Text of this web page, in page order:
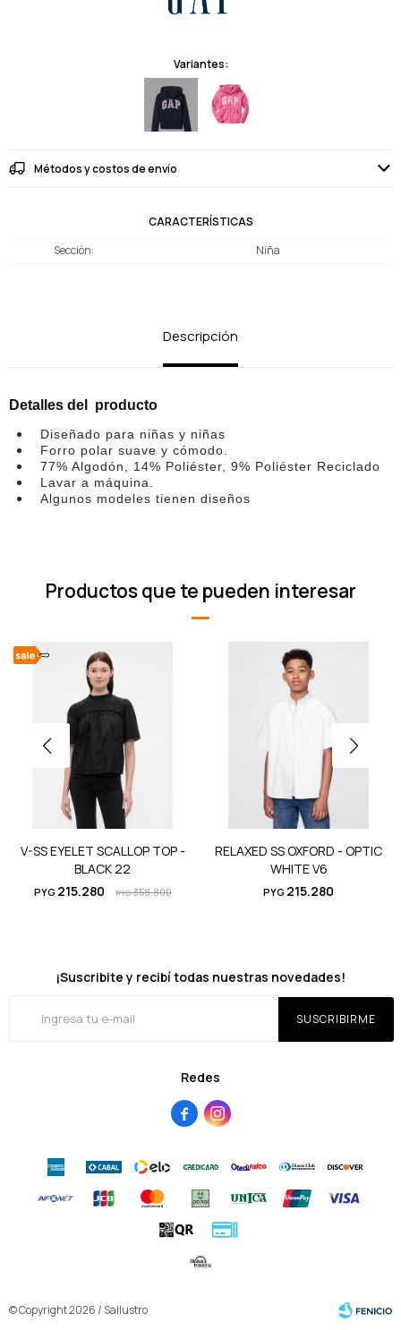
Variantes:
Métodos y costos de envío
CARACTERÍSTICAS
Sección
Niña
Descripción
Detalles del producto
Diseñado para niñas y niñas
Forro polar suave y cómodo.
77% Algodón, 14% Poliéster, 9% Poliéster Reciclado
Lavar a máquina.
Algunos modeles tienen diseños
Productos que te pueden interesar
V-SS EYELET SCALLOP TOP -
BLACK 22
PYG 215.280 PYG358.800
RELAXED SS OXFORD - OPTIC
WHITE V6
PYG 215.280
Redes
 
¡Suscribite y recibí todas nuestras novedades!
SUSCRIBIRME
© Copyright 2026 / Sallustro